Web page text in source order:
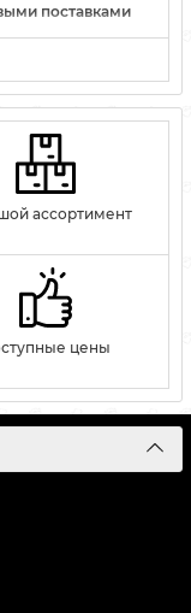
поставками
ассортимент
цены